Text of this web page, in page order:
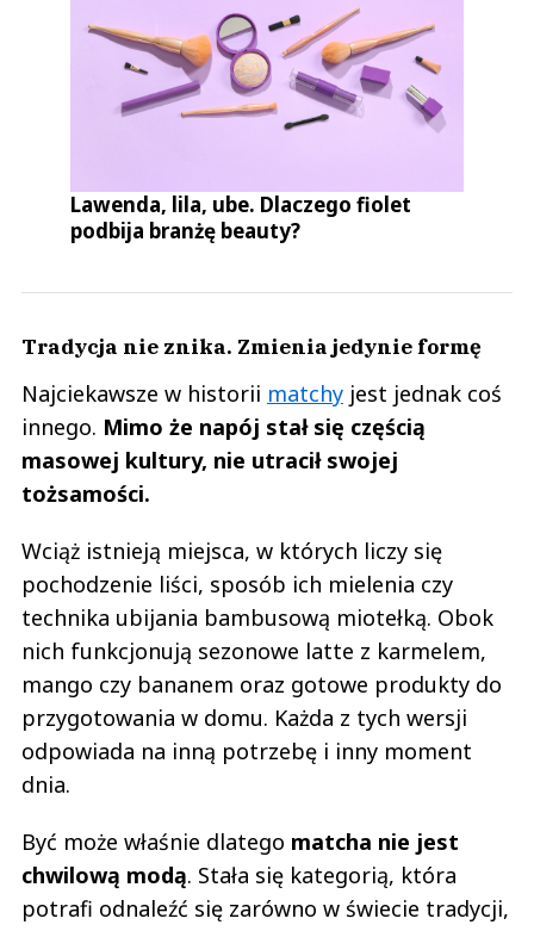
Lawenda, lila, ube. Dlaczego fiolet
podbija branżę beauty?
Tradycja nie znika. Zmienia jedynie formę
Najciekawsze w historii matchy jest jednak coś
innego. Mimo że napój stał się częścią
masowej kultury, nie utracił swojej
tożsamości.
Wciąż istnieją miejsca, w których liczy się
pochodzenie liści, sposób ich mielenia czy
technika ubijania bambusową miotełką. Obok
nich funkcjonują sezonowe latte z karmelem,
mango czy bananem oraz gotowe produkty do
przygotowania w domu. Każda z tych wersji
odpowiada na inną potrzebę i inny moment
dnia.
Być może właśnie dlatego matcha nie jest
chwilową modą. Stała się kategorią, która
potrafi odnaleźć się zarówno w świecie tradycji,